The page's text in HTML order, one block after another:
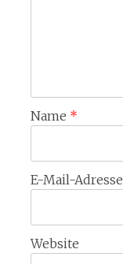
Name *
E-Mail-Adresse
Website